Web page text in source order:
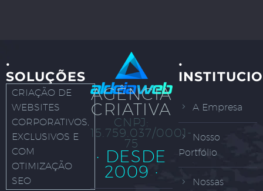
·
SOLUÇÕES
CRIAÇÃO DE
WEBSITES
CORPORATIVOS,
EXCLUSIVOS E
COM
OTIMIZAÇÃO
SEO
AGÊNCIA
CRIATIVA
CNPJ:
15.759.037/0001-
75
· DESDE
2009 ·
·
A Empresa
Nosso
Portfólio
Nossas